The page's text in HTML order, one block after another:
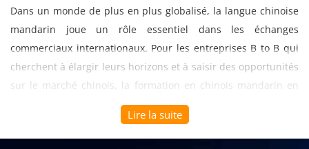
Dans un monde de plus en plus globalisé, la langue chinoise
mandarin joue un rôle essentiel dans les échanges
commerciaux internationaux. Pour les entreprises B to B qui
cherchent à élargir leurs horizons et à saisir des opportunités
sur le marché chinois, la formation en chinois mandarin en
PinYin (Niveau A1-A2) est un atout précieux. Cet article met en
évidence l'importance de cette formation pour les entreprises
B to B et les avantages qu'elle offre.
Lire la suite